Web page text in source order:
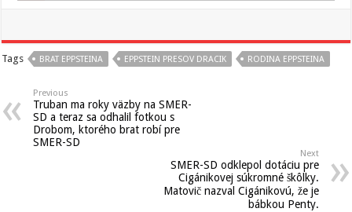
Tags BRAT EPPSTEINA EPPSTEIN PRESOV DRACIK RODINA EPPSTEINA
Previous
Truban ma roky väzby na SMER-
SD a teraz sa odhalil fotkou s
Drobom, ktorého brat robí pre
SMER-SD
Next
SMER-SD odklepol dotáciu pre
Cigánikovej súkromné škôlky.
Matovič nazval Cigánikovú, že je
bábkou Penty.